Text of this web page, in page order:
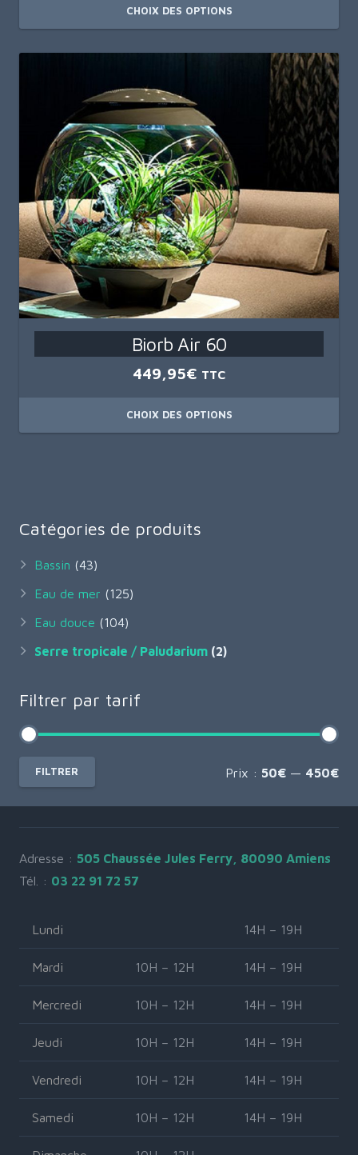
CHOIX DES OPTIONS
produit
variations.
Les
options
peuvent
être
choisies
sur
la
page
du
produit
Biorb Air 60
449,95€ TTC
CHOIX DES OPTIONS
options
produit
Catégories de produits
Bassin (43)
Eau de mer (125)
Eau douce (104)
Serre tropicale / Paludarium (2)
Filtrer par tarif
FILTRER Prix : 50€ — 450€
Adresse : 505 Chaussée Jules Ferry, 80090 Amiens
Tél. : 03 22 91 72 57
Lundi 14H – 19H
Mardi 10H – 12H 14H – 19H
Mercredi 10H – 12H 14H – 19H
Jeudi 10H – 12H 14H – 19H
Vendredi 10H – 12H 14H – 19H
Samedi 10H – 12H 14H – 19H